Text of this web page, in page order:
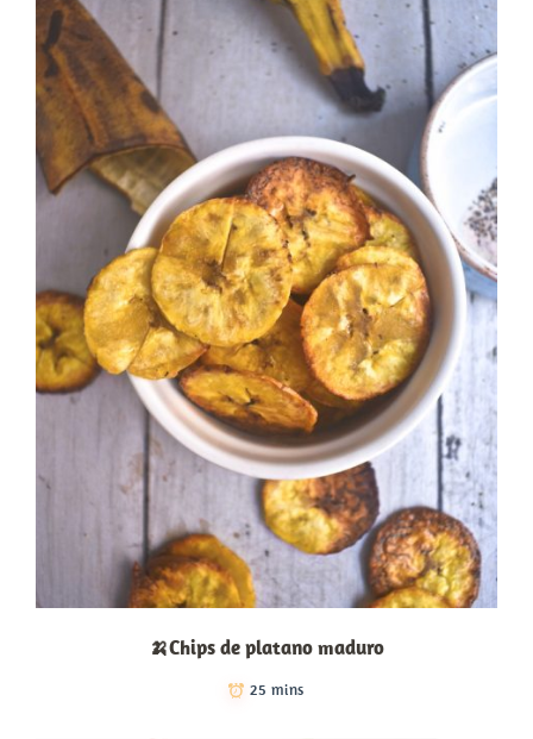
🍌Chips de platano maduro
25 mins